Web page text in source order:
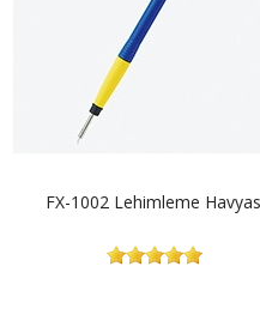
FX-1002 Lehimleme